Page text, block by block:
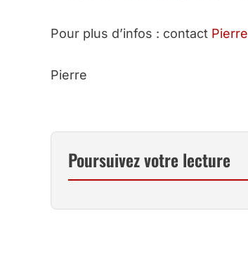
Pour plus d’infos : contact Pierre
Pierre
Poursuivez votre lecture